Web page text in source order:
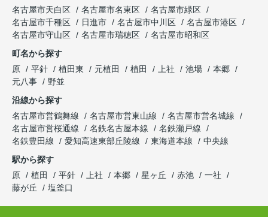
名古屋市天白区
名古屋市名東区
名古屋市緑区
名古屋市千種区
日進市 名古屋市中川区
名古屋市港区
名古屋市守山区
名古屋市瑞穂区
名古屋市昭和区
町名から探す
原
平針 植田東 元植田 植田 上社 池場
本郷
元八事
野並
沿線から探す
名古屋市営鶴舞線
名古屋市営東山線
名古屋市営名城線
名古屋市営桜通線
名鉄名古屋本線
名鉄瀬戸線
名鉄豊田線
愛知高速東部丘陵線 東海道本線
中央線
駅から探す
原
植田 平針 上社 本郷 星ヶ丘 赤池
一社
藤が丘
塩釜口